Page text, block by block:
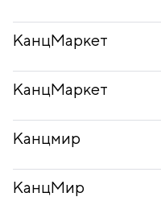
КанцМаркет
КанцМаркет
Канцмир
КанцМир